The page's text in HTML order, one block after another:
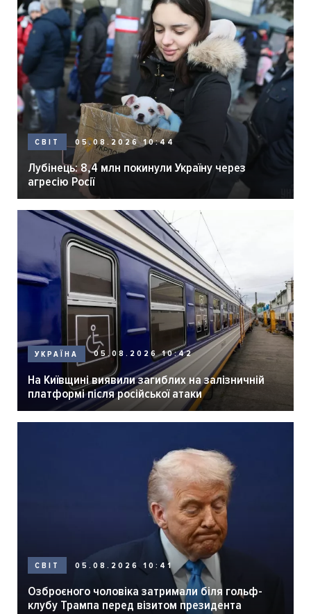
СВІТ 05.08.2026 10:44
Лубінець: 8,4 млн покинули Україну через
агресію Росії
УКРАЇНА 05.08.2026 10:42
На Київщині виявили загиблих на залізничній
платформі після російської атаки
СВІТ 05.08.2026 10:41
Озброєного чоловіка затримали біля гольф-
клубу Трампа перед візитом президента